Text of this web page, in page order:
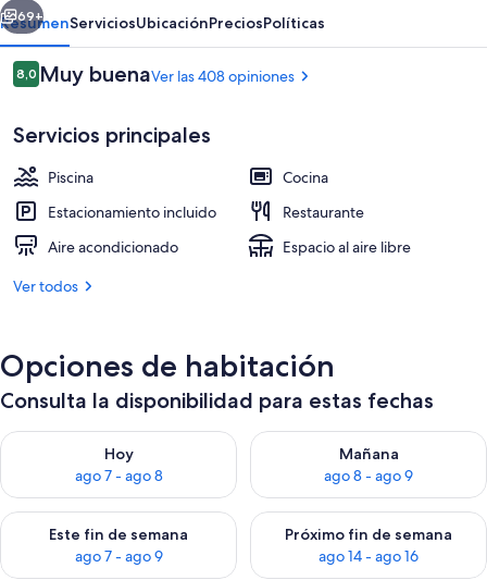
Vista aérea
69+
ResumenServiciosUbicaciónPreciosPolíticas
Opiniones
8,08,0 de 10
Muy buenaVer las 408 opiniones
Servicios principales
Piscina
Cocina
Estacionamiento incluido
Restaurante
Aire acondicionado
Espacio al aire libre
Ver todos
Opciones de habitación
Consulta la disponibilidad para estas fechas
Hoy
ago 7 - ago 8
Consulta la disponibilidad para hoy ago 7 - ago 8
Mañana
ago 8 - ago 9
Consulta la disponibilidad
Este fin de semana
ago 7 - ago 9
Consulta la disponibilidad para este fin de semana ago 7 -
Próximo fin de semana
ago 14 - ago 16
Consulta la disponibilidad